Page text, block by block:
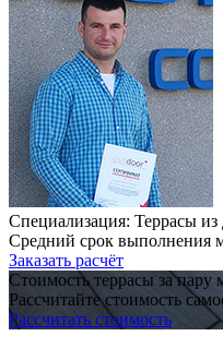
Специализация: Террасы
Средний срок выполнения
Заказать расчёт
Стоимость террасы за пару
Рассчитайте стоимость
Рассчитать стоимость